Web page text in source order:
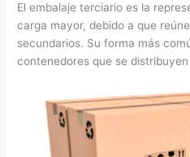
El embalaje terciario es la
carga mayor, debido a que
secundarios. Su forma más
contenedores que se